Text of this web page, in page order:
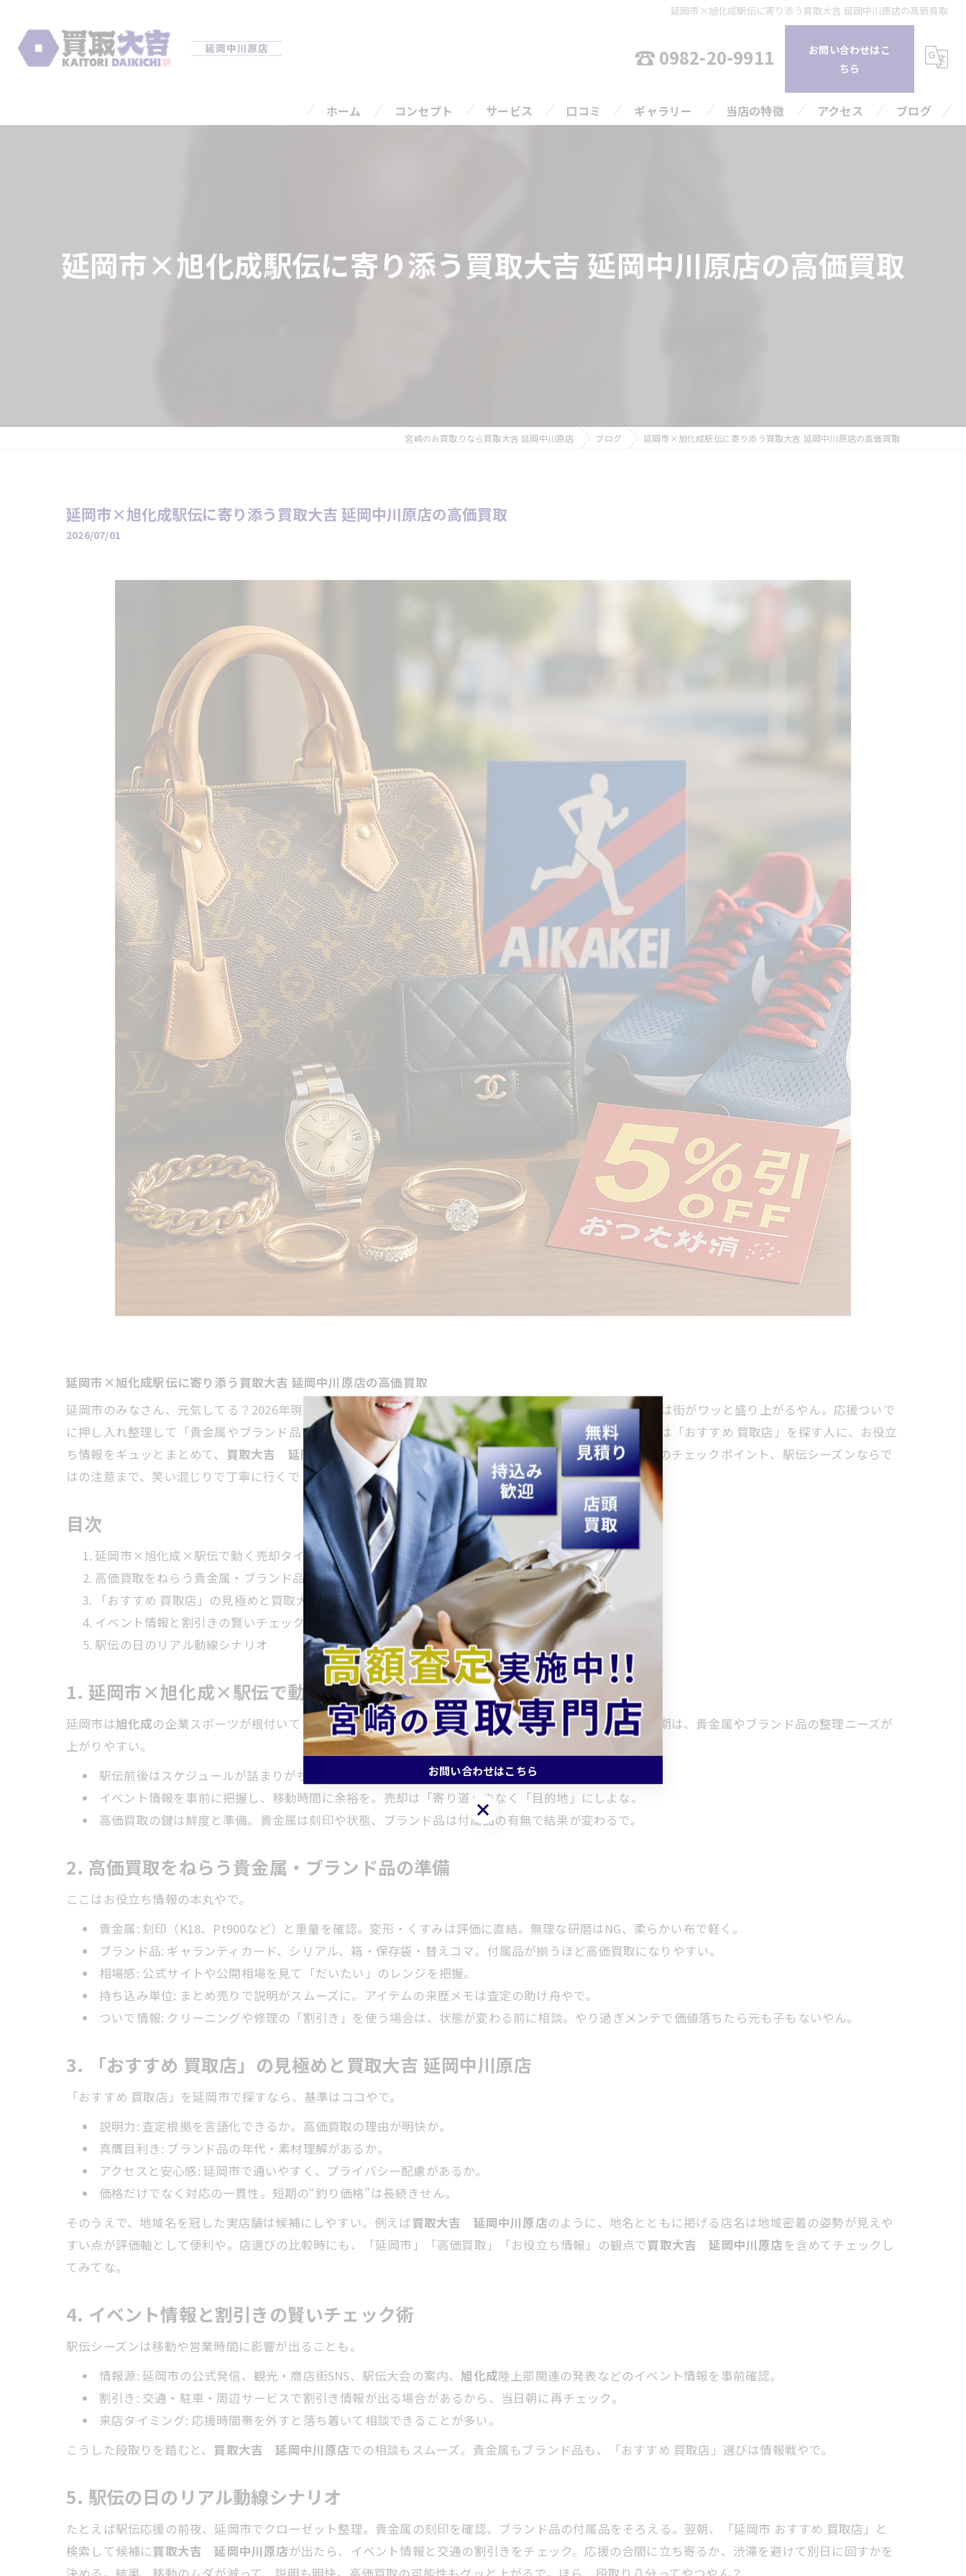
延岡市×旭化成駅伝に寄り添う買取大吉 延岡中川原店の高価買取
0982-20-9911
お問い合わせはこ
ちら
ホーム コンセプト サービス 口コミ ギャラリー 当店の特徴
片付け
アクセス ブログ
延岡市×旭化成駅伝に寄り添う買取大吉 延岡中川原店の高価買取
宮崎のお買取りなら買取大吉 延岡中川原店 ブログ 延岡市×旭化成駅伝に寄り添う買取大吉 延岡中川原店の高価買取
延岡市×旭化成駅伝に寄り添う買取大吉 延岡中川原店の高価買取
2026/07/01
延岡市×旭化成駅伝に寄り添う買取大吉 延岡中川原店の高価買取
延岡市のみなさん、元気してる？2026年現在も、延岡市は旭化成ゆかりの陸上文化が根強くて、駅伝の季節は街がワッと盛り上がるやん。応援ついで
に押し入れ整理して「貴金属やブランド品を高価買取に出そか」となる流れ、これが意外と多いねん。今日は「おすすめ 買取店」を探す人に、お役立
ち情報をギュッとまとめて、 買取大吉 延岡中川原店での動き方を中心に、延岡市のイベント情報や割引きのチェックポイント、駅伝シーズンならで
はの注意まで、笑い混じりで丁寧に行くで！
目次
延岡市×旭化成×駅伝で動く売却タイミング
高価買取をねらう貴金属・ブランド品の準備
「おすすめ 買取店」の見極めと買取大吉 延岡中川原店
イベント情報と割引きの賢いチェック術
駅伝の日のリアル動線シナリオ
1. 延岡市×旭化成×駅伝で動く売却タイミング
延岡市は旭化成の企業スポーツが根付いてて、駅伝関連の話題が出ると人の流れが変わるやん。こういう時期は、貴金属やブランド品の整理ニーズが
上がりやすい。
駅伝前後はスケジュールが詰まりがち。混雑を避けて早めに査定の段取りを取るのが吉。
イベント情報を事前に把握し、移動時間に余裕を。売却は「寄り道」やなく「目的地」にしよな。
高価買取の鍵は鮮度と準備。貴金属は刻印や状態、ブランド品は付属品の有無で結果が変わるで。
2. 高価買取をねらう貴金属・ブランド品の準備
ここはお役立ち情報の本丸やで。
貴金属: 刻印（K18、Pt900など）と重量を確認。変形・くすみは評価に直結。無理な研磨はNG、柔らかい布で軽く。
ブランド品: ギャランティカード、シリアル、箱・保存袋・替えコマ。付属品が揃うほど高価買取になりやすい。
相場感: 公式サイトや公開相場を見て「だいたい」のレンジを把握。
持ち込み単位: まとめ売りで説明がスムーズに。アイテムの来歴メモは査定の助け舟やで。
ついで情報: クリーニングや修理の「割引き」を使う場合は、状態が変わる前に相談。やり過ぎメンテで価値落ちたら元も子もないやん。
3. 「おすすめ 買取店」の見極めと買取大吉 延岡中川原店
「おすすめ 買取店」を延岡市で探すなら、基準はココやで。
説明力: 査定根拠を言語化できるか。高価買取の理由が明快か。
真贋目利き: ブランド品の年代・素材理解があるか。
アクセスと安心感: 延岡市で通いやすく、プライバシー配慮があるか。
価格だけでなく対応の一貫性。短期の“釣り価格”は長続きせん。
そのうえで、地域名を冠した実店舗は候補にしやすい。例えば買取大吉 延岡中川原店のように、地名とともに掲げる店名は地域密着の姿勢が見えや
すい点が評価軸として便利や。店選びの比較時にも、「延岡市」「高価買取」「お役立ち情報」の観点で買取大吉 延岡中川原店を含めてチェックし
てみてな。
4. イベント情報と割引きの賢いチェック術
駅伝シーズンは移動や営業時間に影響が出ることも。
情報源: 延岡市の公式発信、観光・商店街SNS、駅伝大会の案内、旭化成陸上部関連の発表などのイベント情報を事前確認。
割引き: 交通・駐車・周辺サービスで割引き情報が出る場合があるから、当日朝に再チェック。
来店タイミング: 応援時間帯を外すと落ち着いて相談できることが多い。
こうした段取りを踏むと、 買取大吉 延岡中川原店での相談もスムーズ。貴金属もブランド品も、「おすすめ 買取店」選びは情報戦やで。
5. 駅伝の日のリアル動線シナリオ
たとえば駅伝応援の前夜、延岡市でクローゼット整理。貴金属の刻印を確認、ブランド品の付属品をそろえる。翌朝、「延岡市 おすすめ 買取店」と
検索して候補に買取大吉 延岡中川原店が出たら、イベント情報と交通の割引きをチェック。応援の合間に立ち寄るか、渋滞を避けて別日に回すかを
お問い合わせはこちら
お問い合わせはこちら